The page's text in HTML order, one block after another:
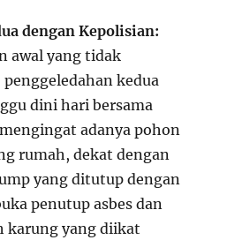
dengan Kepolisian:
awal yang tidak
kedua
dini hari bersama
adanya pohon
rumah, dekat dengan
yang ditutup dengan
penutup asbes dan
karung yang diikat